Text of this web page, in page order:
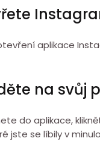
aplikace
na svůj
do aplikace,
jste se líbily v